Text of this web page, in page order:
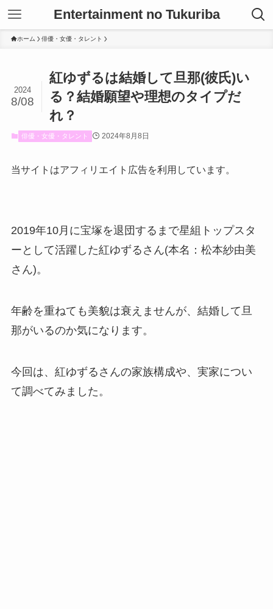
Entertainment no Tukuriba
ホーム 俳優・女優・タレント
紅ゆずるは結婚して旦那(彼氏)い
る？結婚願望や理想のタイプだ
れ？
2024
8/08
俳優・女優・タレント 2024年8月8日
当サイトはアフィリエイト広告を利用しています。
2019年10月に宝塚を退団するまで星組トップスタ
ーとして活躍した紅ゆずるさん(本名：松本紗由美
さん)。
年齢を重ねても美貌は衰えませんが、結婚して旦
那がいるのか気になります。
今回は、紅ゆずるさんの家族構成や、実家につい
て調べてみました。